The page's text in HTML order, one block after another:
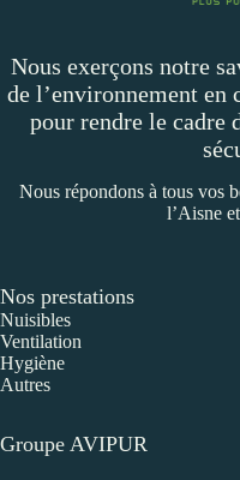
Nous exerçons notre
de l’environnement en
pour rendre le cadre
Nous répondons à tous vos
l’Aisne
Nos prestations
Nuisibles
Ventilation
Hygiène
Autres
Groupe AVIPUR